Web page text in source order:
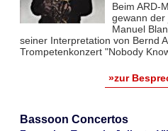
Beim ARD-
gewann der
Manuel
seiner Interpretation von Bernd
Trompetenkonzert "Nobody
»zur
Bassoon Concertos